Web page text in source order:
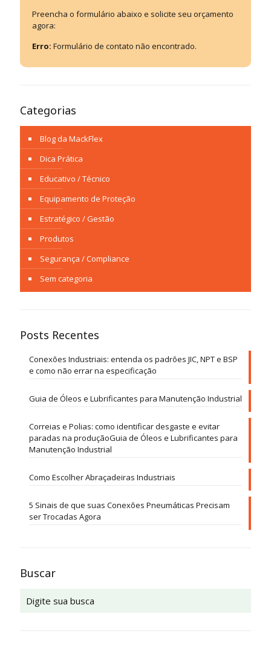
Preencha o formulário abaixo e solicite seu orçamento
agora:
Erro: Formulário de contato não encontrado.
Categorias
Blog da MackFlex
Dica Prática
Educativo / Técnico
Equipamento de Proteção
Estratégico / Gestão
Produtos
Segurança / Compliance
Sem categoria
Posts Recentes
Conexões Industriais: entenda os padrões JIC, NPT e BSP
e como não errar na especificação
Guia de Óleos e Lubrificantes para Manutenção Industrial
Correias e Polias: como identificar desgaste e evitar
paradas na produçãoGuia de Óleos e Lubrificantes para
Manutenção Industrial
Como Escolher Abraçadeiras Industriais
5 Sinais de que suas Conexões Pneumáticas Precisam
ser Trocadas Agora
Buscar